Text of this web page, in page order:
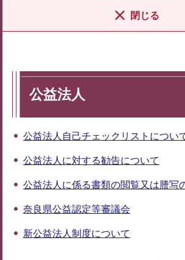
閉じる
公益法人
公益法人自己チェックリストについ
公益法人に対する勧告について
公益法人に係る書類の閲覧又は謄写
奈良県公益認定等審議会
新公益法人制度について